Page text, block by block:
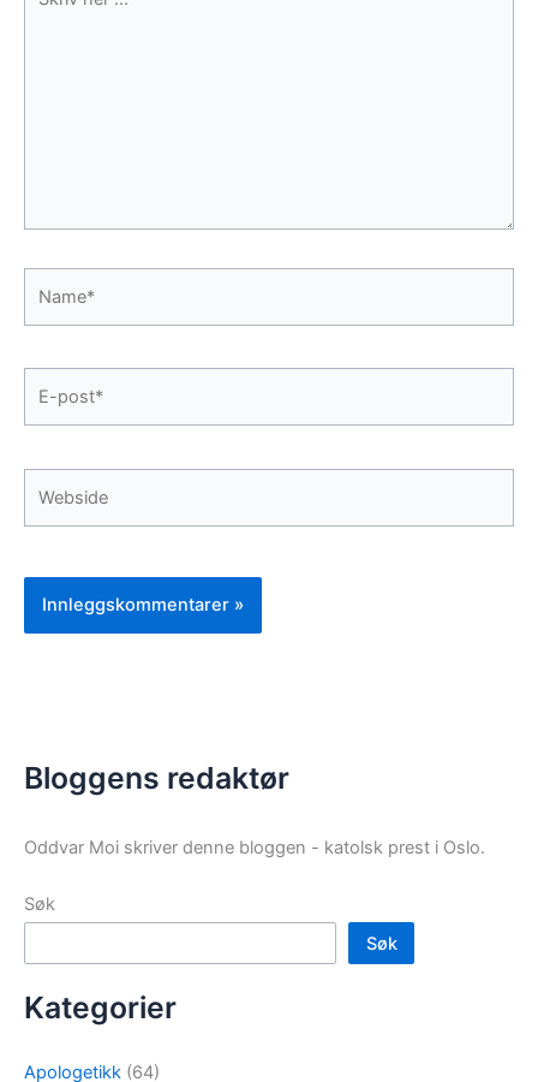
her
post*
Bloggens redaktør
Oddvar Moi skriver denne bloggen - katolsk prest i Oslo.
Søk
Søk
Kategorier
Apologetikk (64)